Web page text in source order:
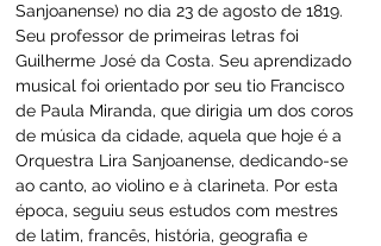
Sanjoanense) no dia 23 de agosto de 1819.
Seu professor de primeiras letras foi
Guilherme José da Costa. Seu aprendizado
musical foi orientado por seu tio Francisco
de Paula Miranda, que dirigia um dos coros
de música da cidade, aquela que hoje é a
Orquestra Lira Sanjoanense, dedicando-se
ao canto, ao violino e à clarineta. Por esta
época, seguiu seus estudos com mestres
de latim, francês, história, geografia e